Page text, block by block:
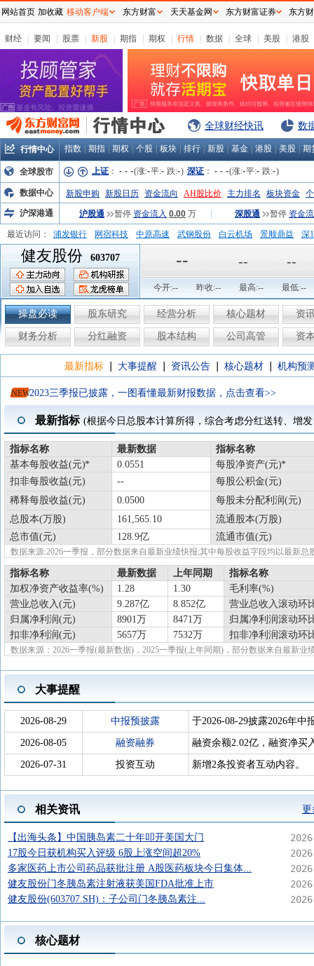
财经 要闻 股票 新股 期指 期权 行情 数据 全球 美股 港股
全球财经快讯 数
行情中心 指数 期指 期权 个股 板块 排行 新股 基金 港股 美股 期
全球股市 上证 ： - - -(涨:-平:- 跌:-) 深证 ： - - -(涨:-平:- 跌:-)
数据中心 新股申购 新股日历 资金流向 AH股比价 主力排名 板块资金
沪深港通
沪股通 暂停 资金流入 0.00 万 深股通 暂停 资金
最近访问： 浦发银行 网宿科技 中原高速 武钢股份 白云机场 景顺鼎益
深
弘业股份
富临运业
健友股份 603707 -- -- --
今开:-- 昨收:-- 最高:-- 最低:--
操盘必读 股东研究 经营分析 核心题材 资
财务分析 分红融资 股本结构 公司高管 资
最新指标 大事提醒 资讯公告 核心题材 机构预
NEW2023三季报已披露，一图看懂最新财报数据，点击查看>>
最新指标 (根据今日总股本计算所得，综合考虑分红送转、增
指标名称 最新数据
指标名称
基本每股收益(元)
0.0551
每股净资产(元)
扣非每股收益(元)
--
每股公积金(元)
稀释每股收益(元)
0.0500
每股未分配利润(元)
总股本(万股)
161,565.10
流通股本(万股)
总市值(元)
128.9亿 流通市值(元)
数据来源:2026一季报，部分数据来自最新业绩快报;其中每股收益字段均以最新
指标名称 最新数据 上年同期
指标名称
加权净资产收益率(%)
1.28 1.30
毛利率(%)
营业总收入(元)
9.287亿 8.852亿
营业总收入滚动环
归属净利润(元)
8901万 8471万
归属净利润滚动环
扣非净利润(元)
5657万 7532万 扣非净利润滚动环
数据来源：2026一季报(最新数据)，2025一季报(上年同期)，部分数据来自最新业
大事提醒
2026-08-29 中报预披露 于2026-08-29披露2026年中
2026-08-05 融资融券 融资余额2.02亿，融资净买
2026-07-31 投资互动 新增2条投资者互动内容。
相关资讯 更
【出海头条】中国胰岛素二十年叩开美国大门
17股今日获机构买入评级 6股上涨空间超20%
多家医药上市公司药品获批注册 A股医药板块今日集体...
健友股份门冬胰岛素注射液获美国FDA批准上市
健友股份(603707.SH)：子公司门冬胰岛素注...
核心题材
网站首页 加收藏 移动客户端 东方财富 天天基金网 东方财富证券 东方